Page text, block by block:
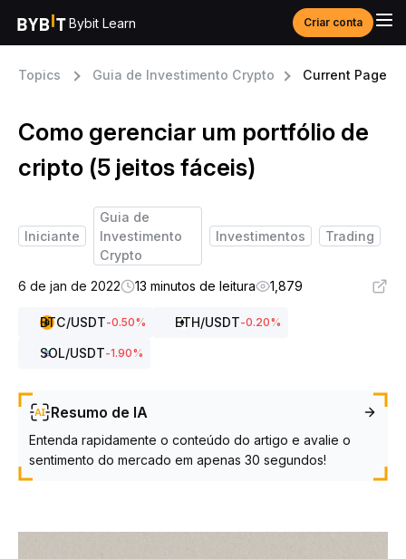
Bybit Learn Criar conta
Topics Guia de Investimento Crypto Current Page
Como gerenciar um portfólio de
cripto (5 jeitos fáceis)
Iniciante
Guia de
Investimento
Crypto
Investimentos Trading
6 de jan de 2022 13 minutos de leitura 1,879
BTC/USDT-0.50% ETH/USDT-0.20%
SOL/USDT-1.90%
Resumo de IA
Entenda rapidamente o conteúdo do artigo e avalie o
sentimento do mercado em apenas 30 segundos!